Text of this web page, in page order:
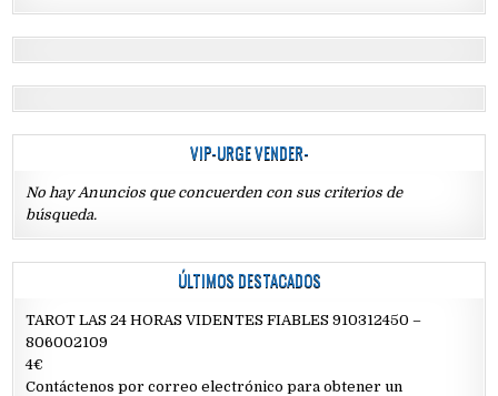
VIP-URGE VENDER-
No hay Anuncios que concuerden con sus criterios de
búsqueda.
ÚLTIMOS DESTACADOS
TAROT LAS 24 HORAS VIDENTES FIABLES 910312450 –
806002109
4€
Contáctenos por correo electrónico para obtener un